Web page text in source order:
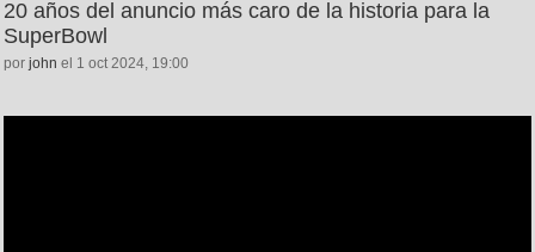
20 años del anuncio más caro de la historia para la
SuperBowl
por john el 1 oct 2024, 19:00